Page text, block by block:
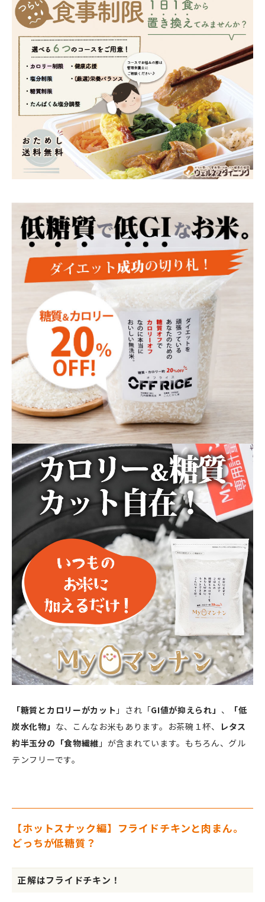
「糖質とカロリーがカット 」され「GI値が抑えられ」 、
「低
炭水化物」 な、こんなお米もあります。お茶碗１杯、
レタス
約半玉分の「食物繊維 」が含まれています。もちろん、グル
テンフリーです。
【ホットスナック編】フライドチキンと肉まん。
どっちが低糖質？
正解はフライドチキン！